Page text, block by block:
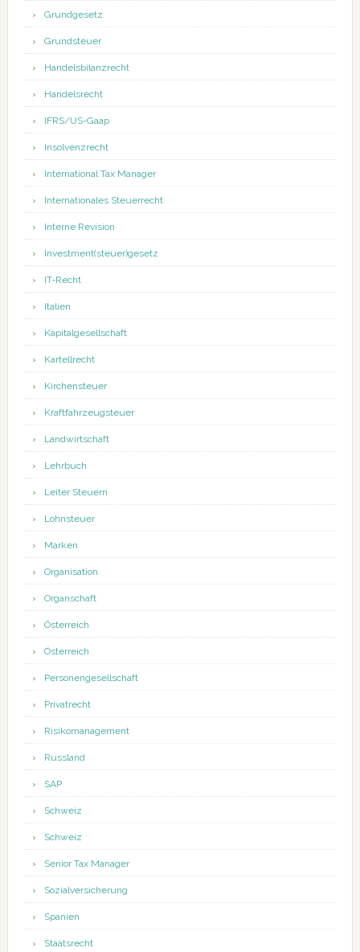
Grundgesetz
Grundsteuer
Handelsbilanzrecht
Handelsrecht
IFRS/US-Gaap
Insolvenzrecht
International Tax Manager
Internationales Steuerrecht
Interne Revision
Investment(steuer)gesetz
IT-Recht
Italien
Kapitalgesellschaft
Kartellrecht
Kirchensteuer
Kraftfahrzeugsteuer
Landwirtschaft
Lehrbuch
Leiter Steuern
Lohnsteuer
Marken
Organisation
Organschaft
Österreich
Österreich
Personengesellschaft
Privatrecht
Risikomanagement
Russland
SAP
Schweiz
Schweiz
Senior Tax Manager
Sozialversicherung
Spanien
Staatsrecht